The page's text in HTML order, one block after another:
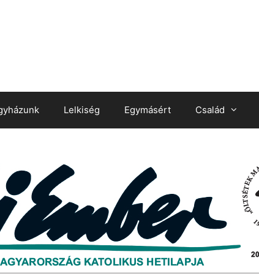
Lelkiség Egymásért Család